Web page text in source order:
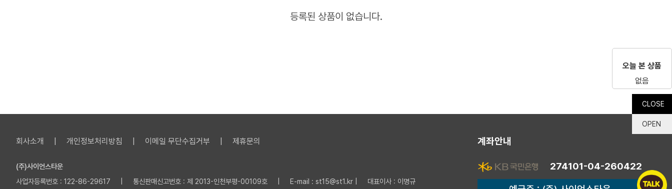
등록된 상품이 없습니다.
회사소개 개인정보처리방침 이메일 무단수집거부 제휴문의
(주)사이언스타운
사업자등록번호 : 122-86-29617 | 통신판매신고번호 : 제 2013-인천부평-00109호 | E-mail : st15@st1.kr | 대표이사 : 이명규
계좌안내
274101-04-260422
CLOSE
OPEN
오늘 본 상품
없음